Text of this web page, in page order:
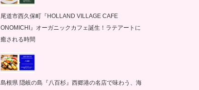
尾道市西久保町『HOLLAND VILLAGE CAFE
ONOMICHI』オーガニックカフェ誕生！ラテアートに
癒される時間
島根県 隠岐の島『八百杉』西郷港の名店で味わう、海